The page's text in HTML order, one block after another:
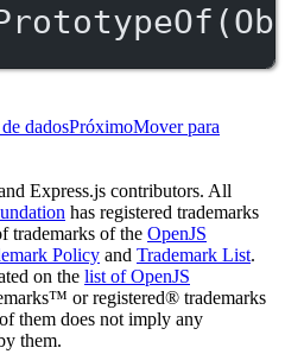
dadosPróximoMover para
Express.js contributors. All
has registered trademarks
trademarks of the OpenJS
Policy and Trademark List.
on the list of OpenJS
or registered® trademarks
them does not imply any
them.